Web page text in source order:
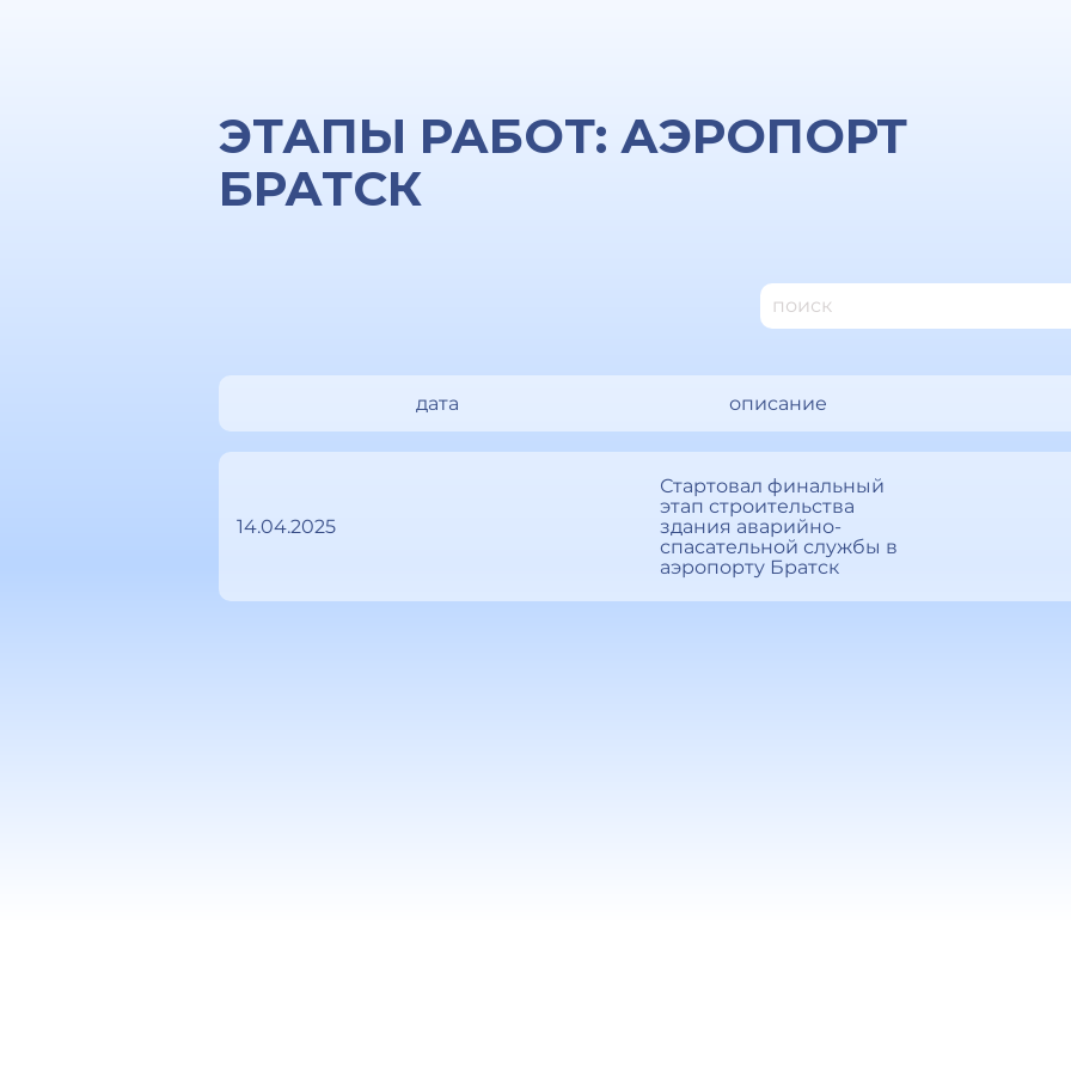
ЭТАПЫ РАБОТ: АЭРОПОРТ
БРАТСК
дата описание
14.04.2025
Стартовал финальный
этап строительства
здания аварийно-
спасательной службы в
аэропорту Братск